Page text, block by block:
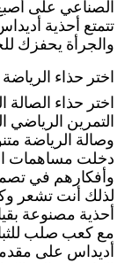
الصناعي على
تتمتع أحذية
والجرأة يحفزك
اختر حذاء
اختر حذاء
التمرين الرياضي
وصالة الرياضة
دخلت مساهمات
وأفكارهم في
لذلك أنت تشعر
أحذية مصنوعة
مع كعب صلب
أديداس على